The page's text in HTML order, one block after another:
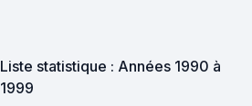
Liste statistique : Années 1990 à
1999